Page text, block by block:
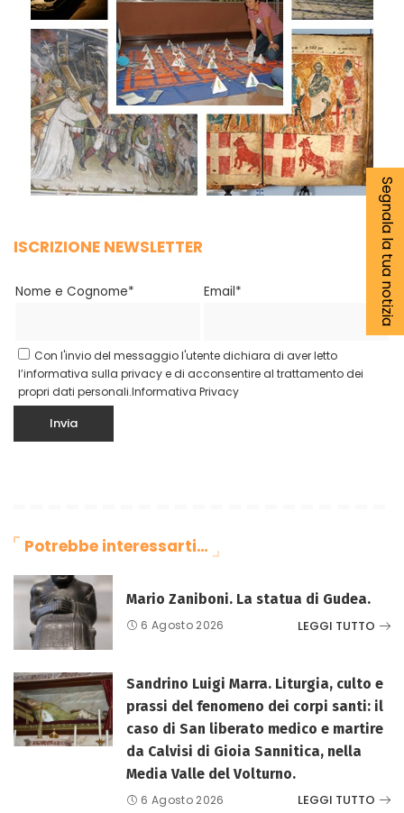
ISCRIZIONE NEWSLETTER
Nome e Cognome* Email*
Con l'invio del messaggio l'utente dichiara di aver letto
l’informativa sulla privacy e di acconsentire al trattamento dei
propri dati personali.Informativa Privacy
Potrebbe interessarti…
Mario Zaniboni. La statua di Gudea.
6 Agosto 2026 LEGGI TUTTO
Sandrino Luigi Marra. Liturgia, culto e
prassi del fenomeno dei corpi santi: il
caso di San liberato medico e martire
da Calvisi di Gioia Sannitica, nella
Media Valle del Volturno.
6 Agosto 2026 LEGGI TUTTO
Segnala la tua notizia